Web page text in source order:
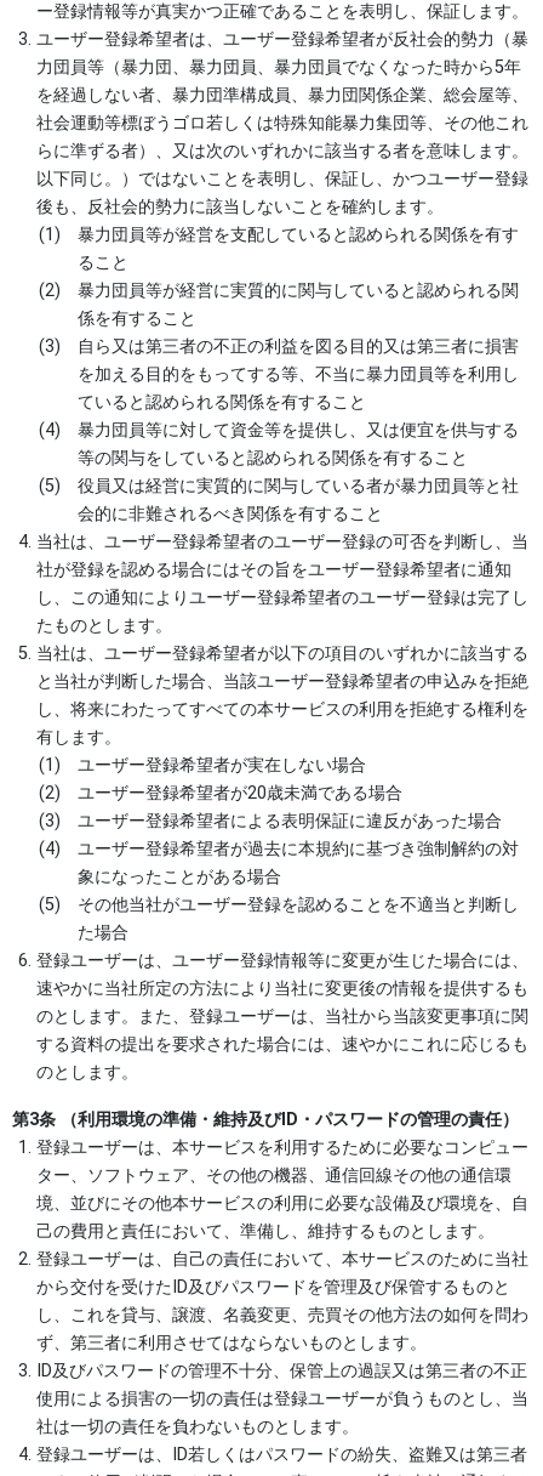
ー登録情報等が真実かつ正確であることを表明し、保証します。
ユーザー登録希望者は、ユーザー登録希望者が反社会的勢力（暴
力団員等（暴力団、暴力団員、暴力団員でなくなった時から5年
を経過しない者、暴力団準構成員、暴力団関係企業、総会屋等、
社会運動等標ぼうゴロ若しくは特殊知能暴力集団等、その他これ
らに準ずる者）、又は次のいずれかに該当する者を意味します。
以下同じ。）ではないことを表明し、保証し、かつユーザー登録
後も、反社会的勢力に該当しないことを確約します。
暴力団員等が経営を支配していると認められる関係を有す
ること
暴力団員等が経営に実質的に関与していると認められる関
係を有すること
自ら又は第三者の不正の利益を図る目的又は第三者に損害
を加える目的をもってする等、不当に暴力団員等を利用し
ていると認められる関係を有すること
暴力団員等に対して資金等を提供し、又は便宜を供与する
等の関与をしていると認められる関係を有すること
役員又は経営に実質的に関与している者が暴力団員等と社
会的に非難されるべき関係を有すること
当社は、ユーザー登録希望者のユーザー登録の可否を判断し、当
社が登録を認める場合にはその旨をユーザー登録希望者に通知
し、この通知によりユーザー登録希望者のユーザー登録は完了し
たものとします。
当社は、ユーザー登録希望者が以下の項目のいずれかに該当する
と当社が判断した場合、当該ユーザー登録希望者の申込みを拒絶
し、将来にわたってすべての本サービスの利用を拒絶する権利を
有します。
ユーザー登録希望者が実在しない場合
ユーザー登録希望者が20歳未満である場合
ユーザー登録希望者による表明保証に違反があった場合
ユーザー登録希望者が過去に本規約に基づき強制解約の対
象になったことがある場合
その他当社がユーザー登録を認めることを不適当と判断し
た場合
登録ユーザーは、ユーザー登録情報等に変更が生じた場合には、
速やかに当社所定の方法により当社に変更後の情報を提供するも
のとします。また、登録ユーザーは、当社から当該変更事項に関
する資料の提出を要求された場合には、速やかにこれに応じるも
のとします。
第3条 （利用環境の準備・維持及びID・パスワードの管理の責任）
登録ユーザーは、本サービスを利用するために必要なコンピュー
ター、ソフトウェア、その他の機器、通信回線その他の通信環
境、並びにその他本サービスの利用に必要な設備及び環境を、自
己の費用と責任において、準備し、維持するものとします。
登録ユーザーは、自己の責任において、本サービスのために当社
から交付を受けたID及びパスワードを管理及び保管するものと
し、これを貸与、譲渡、名義変更、売買その他方法の如何を問わ
ず、第三者に利用させてはならないものとします。
ID及びパスワードの管理不十分、保管上の過誤又は第三者の不正
使用による損害の一切の責任は登録ユーザーが負うものとし、当
社は一切の責任を負わないものとします。
登録ユーザーは、ID若しくはパスワードの紛失、盗難又は第三者